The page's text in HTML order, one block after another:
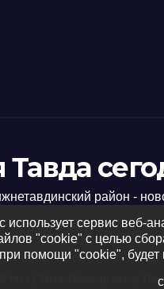
район -
использует сервис веб-
"cookie" с целью
помощи "cookie",